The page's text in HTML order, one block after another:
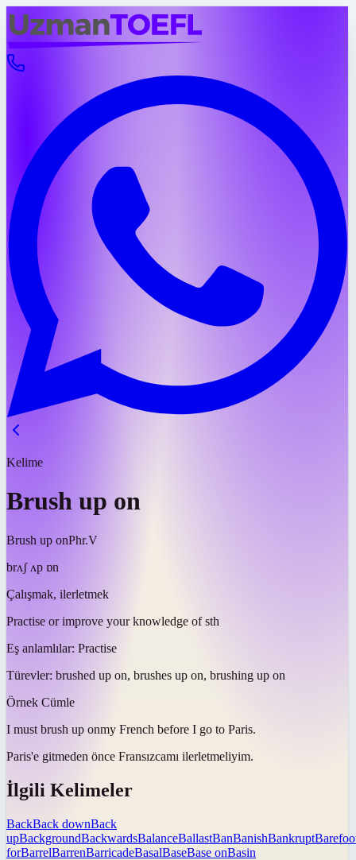
Kelime
Brush up on
Brush up onPhr.V
brʌʃ ʌp ɒn
Çalışmak, ilerletmek
Practise or improve your knowledge of sth
Eş anlamlılar: Practise
Türevler: brushed up on, brushes up on, brushing up on
Örnek Cümle
I must brush up onmy French before I go to Paris.
Paris'e gitmeden önce Fransızcamı ilerletmeliyim.
İlgili Kelimeler
BackBack downBack
upBackgroundBackwardsBalanceBallastBanBanishBankrupt
forBarrelBarrenBarricadeBasalBaseBase onBasin